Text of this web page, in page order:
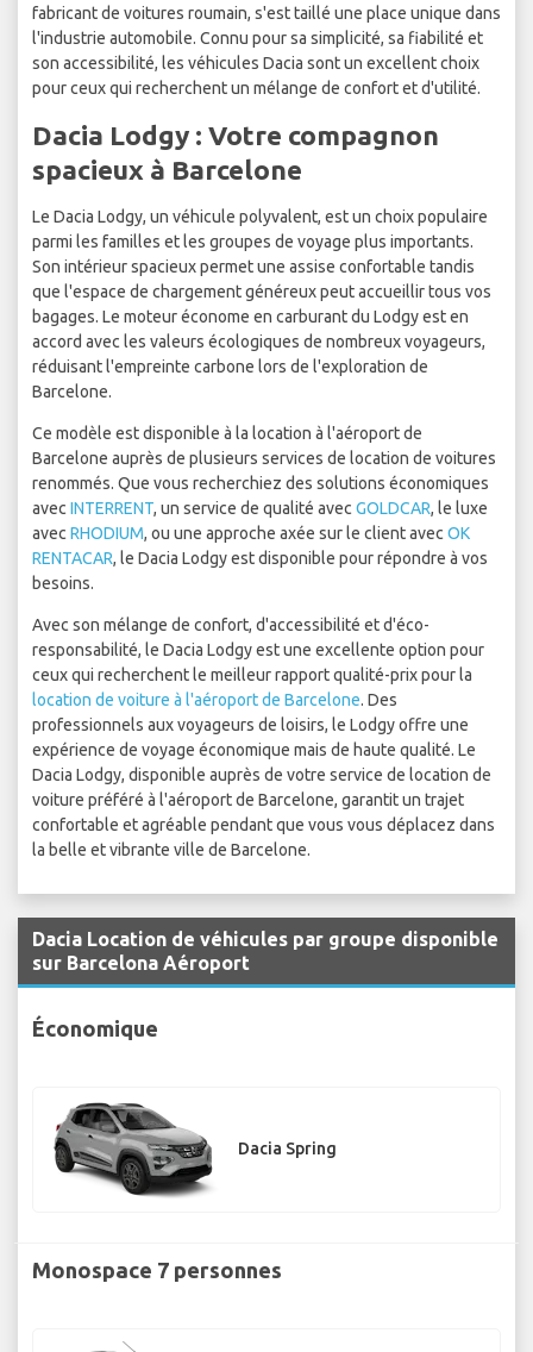
fabricant de voitures roumain, s'est taillé une place unique dans
l'industrie automobile. Connu pour sa simplicité, sa fiabilité et
son accessibilité, les véhicules Dacia sont un excellent choix
pour ceux qui recherchent un mélange de confort et d'utilité.
Dacia Lodgy : Votre compagnon
spacieux à Barcelone
Le Dacia Lodgy, un véhicule polyvalent, est un choix populaire
parmi les familles et les groupes de voyage plus importants.
Son intérieur spacieux permet une assise confortable tandis
que l'espace de chargement généreux peut accueillir tous vos
bagages. Le moteur économe en carburant du Lodgy est en
accord avec les valeurs écologiques de nombreux voyageurs,
réduisant l'empreinte carbone lors de l'exploration de
Barcelone.
Ce modèle est disponible à la location à l'aéroport de
Barcelone auprès de plusieurs services de location de voitures
renommés. Que vous recherchiez des solutions économiques
avec INTERRENT, un service de qualité avec GOLDCAR, le luxe
avec RHODIUM, ou une approche axée sur le client avec OK
RENTACAR, le Dacia Lodgy est disponible pour répondre à vos
besoins.
Avec son mélange de confort, d'accessibilité et d'éco-
responsabilité, le Dacia Lodgy est une excellente option pour
ceux qui recherchent le meilleur rapport qualité-prix pour la
location de voiture à l'aéroport de Barcelone. Des
professionnels aux voyageurs de loisirs, le Lodgy offre une
expérience de voyage économique mais de haute qualité. Le
Dacia Lodgy, disponible auprès de votre service de location de
voiture préféré à l'aéroport de Barcelone, garantit un trajet
confortable et agréable pendant que vous vous déplacez dans
la belle et vibrante ville de Barcelone.
Dacia Location de véhicules par groupe disponible
sur Barcelona Aéroport
Économique
Dacia Spring
Monospace 7 personnes